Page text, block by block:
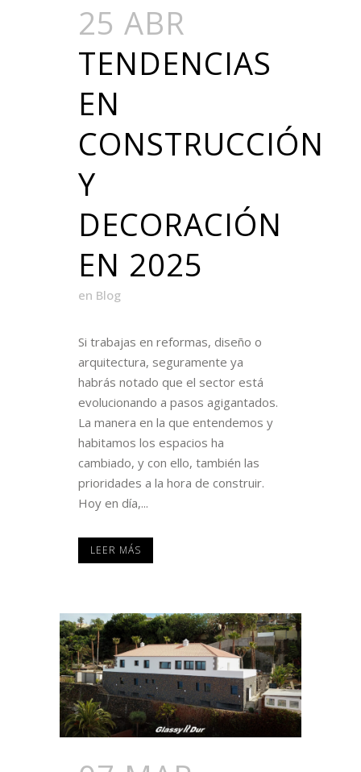
25 ABR
TENDENCIAS
EN
CONSTRUCCIÓN
Y
DECORACIÓN
EN 2025
en Blog
Si trabajas en reformas, diseño o
arquitectura, seguramente ya
habrás notado que el sector está
evolucionando a pasos agigantados.
La manera en la que entendemos y
habitamos los espacios ha
cambiado, y con ello, también las
prioridades a la hora de construir.
Hoy en día,...
LEER MÁS